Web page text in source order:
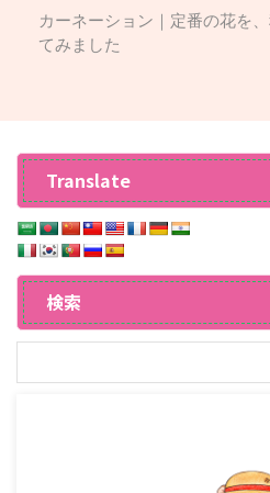
カーネーション｜定番の花を
てみました
Translate
検索